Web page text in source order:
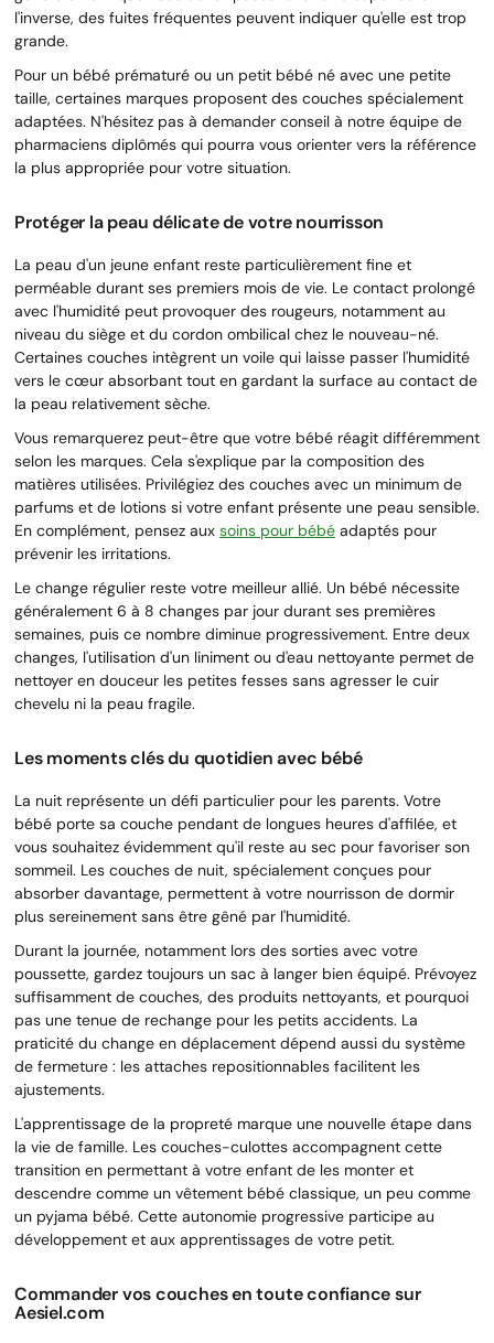
l'inverse, des fuites fréquentes peuvent indiquer qu'elle est trop
grande.
Pour un bébé prématuré ou un petit bébé né avec une petite
taille, certaines marques proposent des couches spécialement
adaptées. N'hésitez pas à demander conseil à notre équipe de
pharmaciens diplômés qui pourra vous orienter vers la référence
la plus appropriée pour votre situation.
Protéger la peau délicate de votre nourrisson
La peau d'un jeune enfant reste particulièrement fine et
perméable durant ses premiers mois de vie. Le contact prolongé
avec l'humidité peut provoquer des rougeurs, notamment au
niveau du siège et du cordon ombilical chez le nouveau-né.
Certaines couches intègrent un voile qui laisse passer l'humidité
vers le cœur absorbant tout en gardant la surface au contact de
la peau relativement sèche.
Vous remarquerez peut-être que votre bébé réagit différemment
selon les marques. Cela s'explique par la composition des
matières utilisées. Privilégiez des couches avec un minimum de
parfums et de lotions si votre enfant présente une peau sensible.
En complément, pensez aux soins pour bébé adaptés pour
prévenir les irritations.
Le change régulier reste votre meilleur allié. Un bébé nécessite
généralement 6 à 8 changes par jour durant ses premières
semaines, puis ce nombre diminue progressivement. Entre deux
changes, l'utilisation d'un liniment ou d'eau nettoyante permet de
nettoyer en douceur les petites fesses sans agresser le cuir
chevelu ni la peau fragile.
Les moments clés du quotidien avec bébé
La nuit représente un défi particulier pour les parents. Votre
bébé porte sa couche pendant de longues heures d'affilée, et
vous souhaitez évidemment qu'il reste au sec pour favoriser son
sommeil. Les couches de nuit, spécialement conçues pour
absorber davantage, permettent à votre nourrisson de dormir
plus sereinement sans être gêné par l'humidité.
Durant la journée, notamment lors des sorties avec votre
poussette, gardez toujours un sac à langer bien équipé. Prévoyez
suffisamment de couches, des produits nettoyants, et pourquoi
pas une tenue de rechange pour les petits accidents. La
praticité du change en déplacement dépend aussi du système
de fermeture : les attaches repositionnables facilitent les
ajustements.
L'apprentissage de la propreté marque une nouvelle étape dans
la vie de famille. Les couches-culottes accompagnent cette
transition en permettant à votre enfant de les monter et
descendre comme un vêtement bébé classique, un peu comme
un pyjama bébé. Cette autonomie progressive participe au
développement et aux apprentissages de votre petit.
Commander vos couches en toute confiance sur
Aesiel.com